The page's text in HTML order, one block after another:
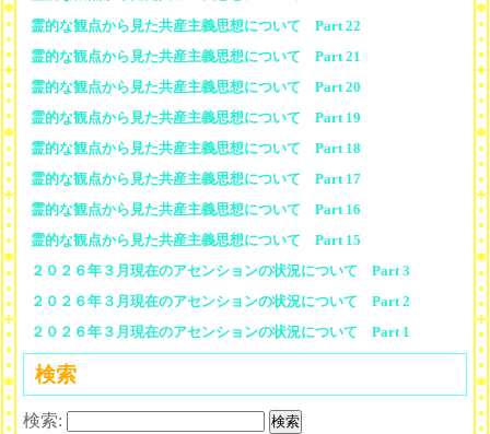
霊的な観点から見た共産主義思想について Part 22
霊的な観点から見た共産主義思想について Part 21
霊的な観点から見た共産主義思想について Part 20
霊的な観点から見た共産主義思想について Part 19
霊的な観点から見た共産主義思想について Part 18
霊的な観点から見た共産主義思想について Part 17
霊的な観点から見た共産主義思想について Part 16
霊的な観点から見た共産主義思想について Part 15
２０２６年３月現在のアセンションの状況について Part 3
２０２６年３月現在のアセンションの状況について Part 2
２０２６年３月現在のアセンションの状況について Part 1
検索
検索: